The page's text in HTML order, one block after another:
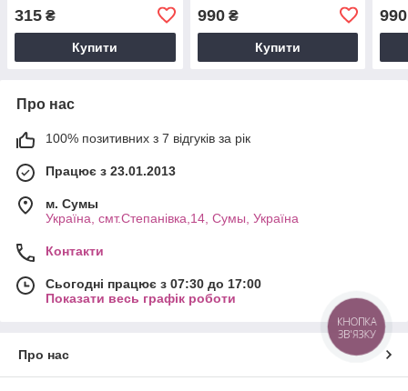
315 ₴
Купити
990₴
Купити
990
Про нас
100% позитивних з 7 відгуків за рік
Працює з 23.01.2013
м. Cумы
Україна, смт.Степанівка,14, Cумы, Україна
Контакти
Сьогодні працює з 07:30 до 17:00
Показати весь графік роботи
Про нас
КНОПКА
ЗВ'ЯЗКУ